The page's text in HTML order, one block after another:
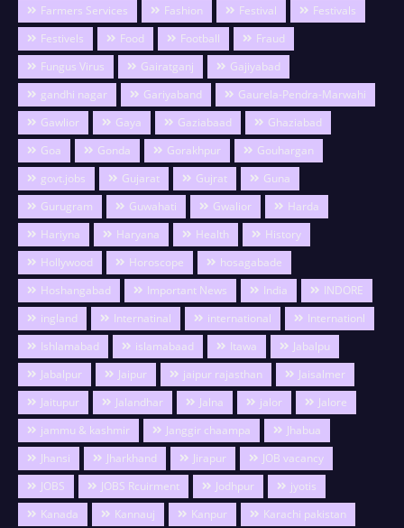
Farmers Services
Fashion Festival
Festivals
Festivels
Food Football
Fraud
Fungus Virus
Gairatganj
Gajiyabad
gandhi nagar
Gariyaband
Gaurela-Pendra-Marwahi
Gawlior
Gaya Gaziabaad
Ghaziabad
Goa
Gonda Gorakhpur
Gouhargan
govt.jobs
Gujarat Gujrat
Guna
Gurugram
Guwahati Gwalior
Harda
Hariyna
Haryana Health
History
Hollywood
Horoscope
hosagabade
Hoshangabad
Important News India
INDORE
ingland
Internatinal international
Internationl
Ishlamabad
islamabaad Itawa
Jabalpu
Jabalpur
Jaipur jaipur rajasthan
Jaisalmer
Jaitupur
Jalandhar Jalna jalor
Jalore
jammu & kashmir
Janggir chaampa
Jhabua
Jhansi
Jharkhand Jirapur
JOB vacancy
JOBS
JOBS Rcuirment Jodhpur
jyotis
Kanada
Kannauj Kanpur
Karachi pakistan